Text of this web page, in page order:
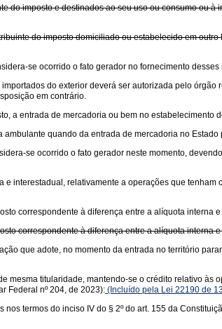
do imposto e destinados ao seu uso ou consumo ou à
do imposto domiciliado ou estabelecido em outro
se ocorrido o fato gerador no fornecimento
do exterior deverá ser autorizada pelo
em contrário.
a entrada de mercadoria ou bem no estabelecimento
quando da entrada de mercadoria no
se ocorrido o fato gerador neste momento,
interestadual, relativamente a operações que
correspondente à diferença entre a alíquota interna
correspondente à diferença entre a alíquota interna
que adote, no momento da entrada no território
titularidade, mantendo-se o crédito relativo às
Federal nº 204, de 2023): (Incluído pela Lei 22190 de
termos do inciso IV do § 2º do art. 155 da